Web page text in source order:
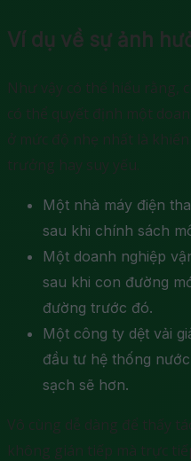
Ví dụ về sự ảnh
Như vậy có thể hiểu rằng,
có thể quyết định một
ở mức độ nhẹ nhất là
trưởng hay suy yếu.
Một nhà máy điện
sau khi chính sách
Một doanh nghiệp
sau khi con đường
đường trước đó.
Một công ty dệt vải
đầu tư hệ thống
sạch sẽ hơn.
Vô cùng dễ dàng để thấy
không gián tiếp mà trực